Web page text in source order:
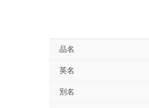
品名
英名
別名